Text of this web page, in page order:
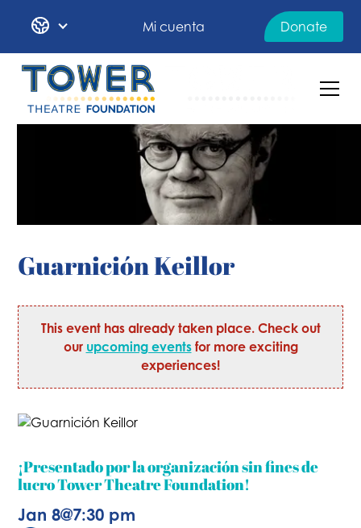
Mi cuenta Donate
Guarnición Keillor
This event has already taken place. Check out
our upcoming eventsfor more exciting
experiences!
¡Presentado por la organización sin fines de
lucro Tower Theatre Foundation!
Jan 8@7:30 pm